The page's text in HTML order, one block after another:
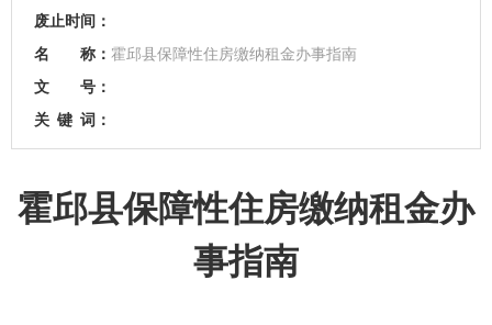
废止时间：
名 称： 霍邱县保障性住房缴纳租金办事指南
文 号：
关 键 词：
霍邱县保障性住房缴纳租金办
事指南